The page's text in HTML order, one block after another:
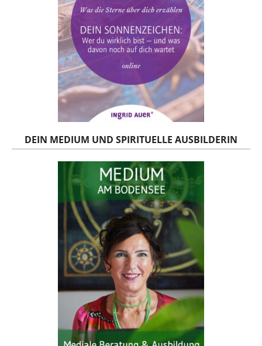
DEIN MEDIUM UND SPIRITUELLE AUSBILDERIN